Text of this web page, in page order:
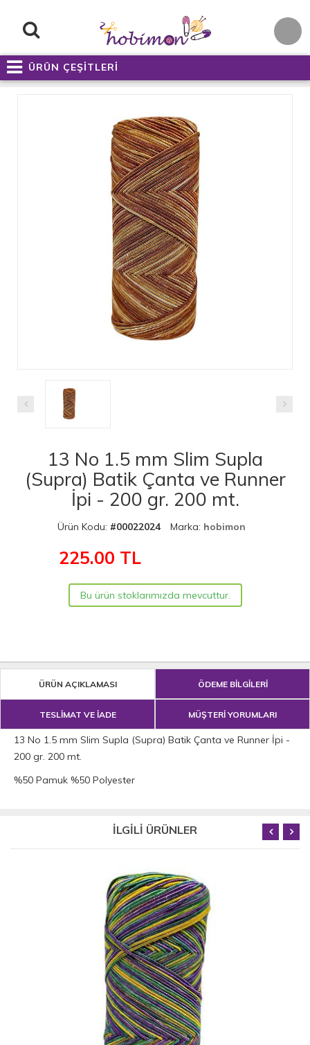
ÜRÜN ÇEŞİTLERİ
13 No 1.5 mm Slim Supla
(Supra) Batik Çanta ve Runner
İpi - 200 gr. 200 mt.
Ürün Kodu: #00022024 Marka: hobimon
225.00 TL
Bu ürün stoklarımızda mevcuttur.
ÜRÜN AÇIKLAMASI ÖDEME BİLGİLERİ
TESLİMAT VE İADE MÜŞTERİ YORUMLARI
13 No 1.5 mm Slim Supla (Supra) Batik Çanta ve Runner İpi -
200 gr. 200 mt.
%50 Pamuk %50 Polyester
İLGİLİ ÜRÜNLER